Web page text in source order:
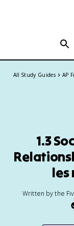
All Study Guides AP
1.3
les
Written by the